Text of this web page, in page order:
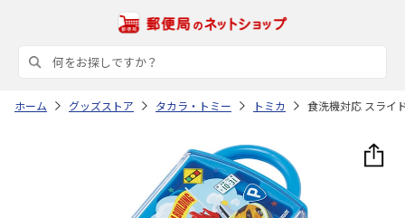
ホーム グッズストア タカラ・トミー トミカ 食洗機対応 スライ